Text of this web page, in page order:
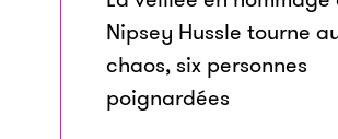
Nipsey Hussle tourne
chaos, six personnes
poignardées